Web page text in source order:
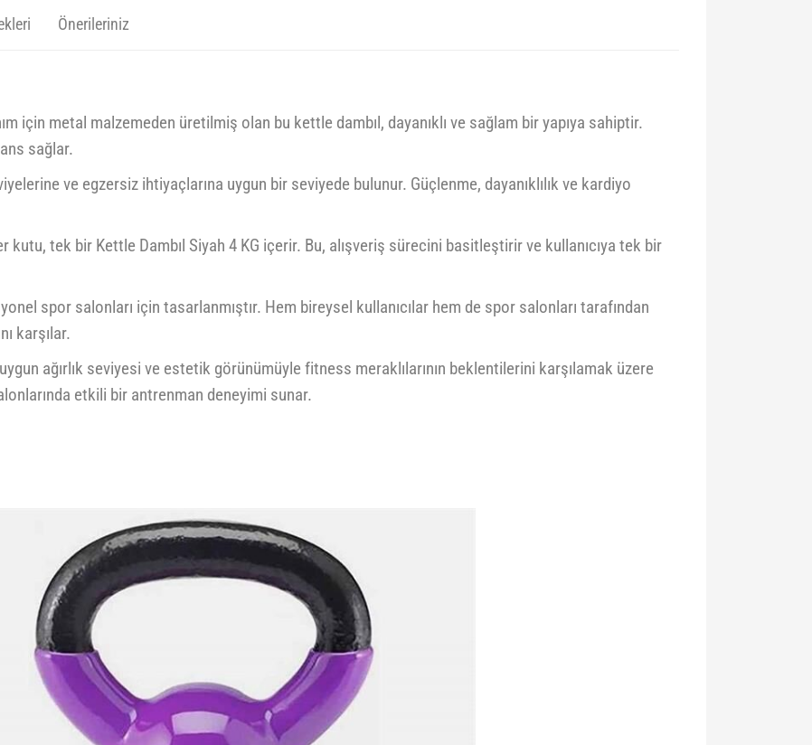
Önerileriniz
için metal malzemeden üretilmiş olan bu kettle dambıl, dayanıklı ve sağlam bir yapıya sahiptir.
sağlar.
ve egzersiz ihtiyaçlarına uygun bir seviyede bulunur. Güçlenme, dayanıklılık ve kardiyo
kutu, tek bir Kettle Dambıl Siyah 4 KG içerir. Bu, alışveriş sürecini basitleştirir ve kullanıcıya tek bir
spor salonları için tasarlanmıştır. Hem bireysel kullanıcılar hem de spor salonları tarafından
karşılar.
uygun ağırlık seviyesi ve estetik görünümüyle fitness meraklılarının beklentilerini karşılamak üzere
etkili bir antrenman deneyimi sunar.